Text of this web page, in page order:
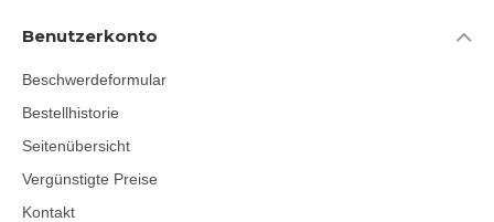
Benutzerkonto
Beschwerdeformular
Bestellhistorie
Seitenübersicht
Vergünstigte Preise
Kontakt